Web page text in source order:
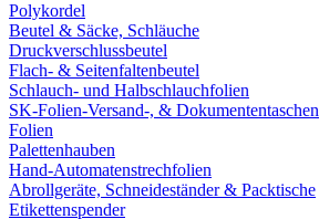
Polykordel
Beutel & Säcke, Schläuche
Druckverschlussbeutel
Flach- & Seitenfaltenbeutel
Schlauch- und Halbschlauchfolien
SK-Folien-Versand-, & Dokumententaschen
Folien
Palettenhauben
Hand-Automatenstrechfolien
Abrollgeräte, Schneideständer & Packtische
Etikettenspender